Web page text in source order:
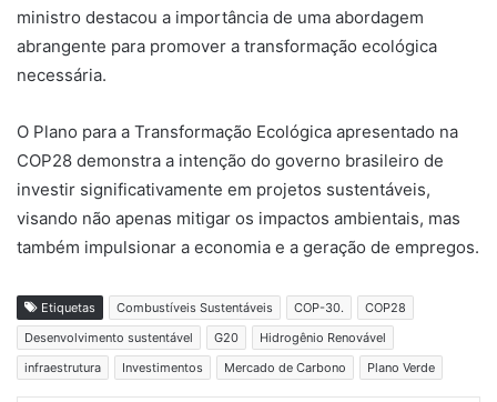
ministro destacou a importância de uma abordagem
abrangente para promover a transformação ecológica
necessária.
O Plano para a Transformação Ecológica apresentado na
COP28 demonstra a intenção do governo brasileiro de
investir significativamente em projetos sustentáveis,
visando não apenas mitigar os impactos ambientais, mas
também impulsionar a economia e a geração de empregos.
Etiquetas Combustíveis Sustentáveis COP-30.
COP28
Desenvolvimento sustentável
G20
Hidrogênio Renovável
infraestrutura
Investimentos Mercado de Carbono Plano Verde